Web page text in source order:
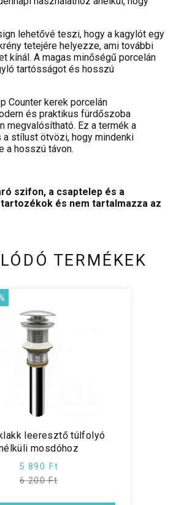
lehetővé teszi, hogy a kagylót egy
tetejére helyezze, ami további
kínál. A magas minőségű porcelán
tartósságot és hosszú
Counter kerek porcelán
és praktikus fürdőszoba
megvalósítható. Ez a termék a
stílust ötvözi, hogy mindenki
a hosszú távon.
szifon, a csaptelep és a
és nem tartalmazza az
TERMÉKEK
leeresztő túlfolyó
mosdóhoz
5 890 Ft
6 200 Ft